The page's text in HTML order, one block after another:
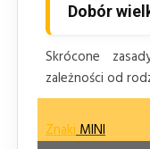
Dobór
Skrócone
zależności od
ZnakiMINI